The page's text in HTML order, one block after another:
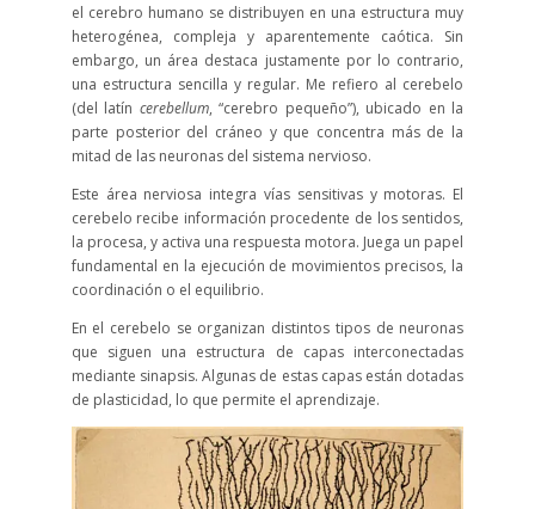
el cerebro humano se distribuyen en una estructura muy
heterogénea, compleja y aparentemente caótica. Sin
embargo, un área destaca justamente por lo contrario,
una estructura sencilla y regular. Me refiero al cerebelo
(del latín cerebellum, “cerebro pequeño”), ubicado en la
parte posterior del cráneo y que concentra más de la
mitad de las neuronas del sistema nervioso.
Este área nerviosa integra vías sensitivas y motoras. El
cerebelo recibe información procedente de los sentidos,
la procesa, y activa una respuesta motora. Juega un papel
fundamental en la ejecución de movimientos precisos, la
coordinación o el equilibrio.
En el cerebelo se organizan distintos tipos de neuronas
que siguen una estructura de capas interconectadas
mediante sinapsis. Algunas de estas capas están dotadas
de plasticidad, lo que permite el aprendizaje.